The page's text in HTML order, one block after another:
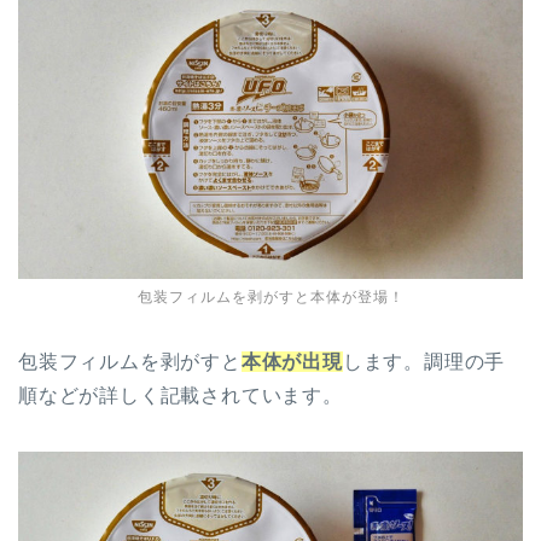
包装フィルムを剥がすと本体が登場！
包装フィルムを剥がすと 本体が出現します。調理の手
順などが詳しく記載されています。